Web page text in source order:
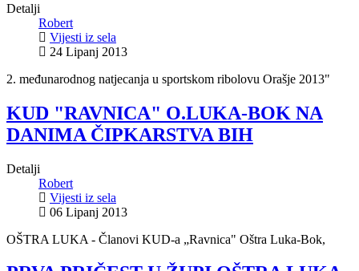
Detalji
Robert
Vijesti iz sela
24 Lipanj 2013
2. međunarodnog natjecanja u sportskom ribolovu Orašje 2013"
KUD "RAVNICA" O.LUKA-BOK NA
DANIMA ČIPKARSTVA BIH
Detalji
Robert
Vijesti iz sela
06 Lipanj 2013
OŠTRA LUKA - Članovi KUD-a „Ravnica" Oštra Luka-Bok,